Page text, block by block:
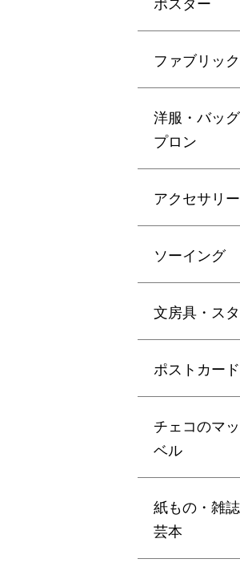
ファブリック
洋服・バッ
プロン
アクセサリー
ソーイング
文房具・ス
ポストカード
チェコのマ
ベル
紙もの・雑
芸本